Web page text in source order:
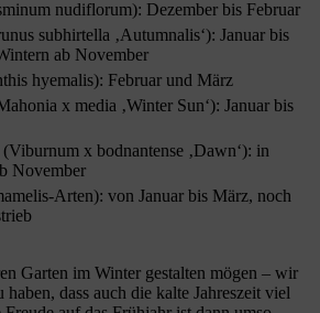
nudiflorum): Dezember bis Februar
subhirtella ‚Autumnalis‘): Januar bis
ab November
hyemalis): Februar und März
x media ‚Winter Sun‘): Januar bis
x bodnantense ‚Dawn‘): in
November
Arten): von Januar bis März, noch
Garten im Winter gestalten mögen – wir
dass auch die kalte Jahreszeit viel